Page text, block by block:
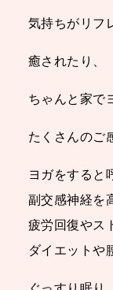
気持ちがリフ
癒されたり、
ちゃんと家で
たくさんのご
ヨガをすると
副交感神経を
疲労回復やス
ダイエットや